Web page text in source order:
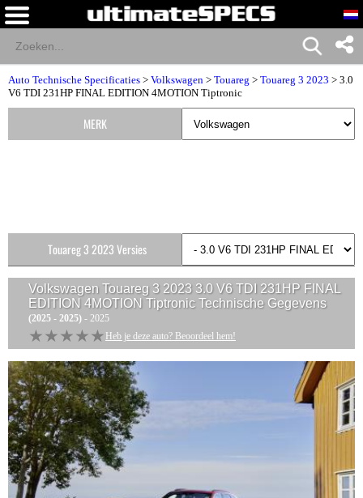
Auto Technische Specificaties > Volkswagen > Touareg > Touareg 3 2023 > 3.0
V6 TDI 231HP FINAL EDITION 4MOTION Tiptronic
Volkswagen Touareg 3 2023 3.0 V6 TDI 231HP FINAL
EDITION 4MOTION Tiptronic Technische Gegevens
(2025 - 2025) - 2025
★★★★★
★★★★★ Heb je deze auto? Beoordeel hem!
MERK
Touareg 3 2023 Versies